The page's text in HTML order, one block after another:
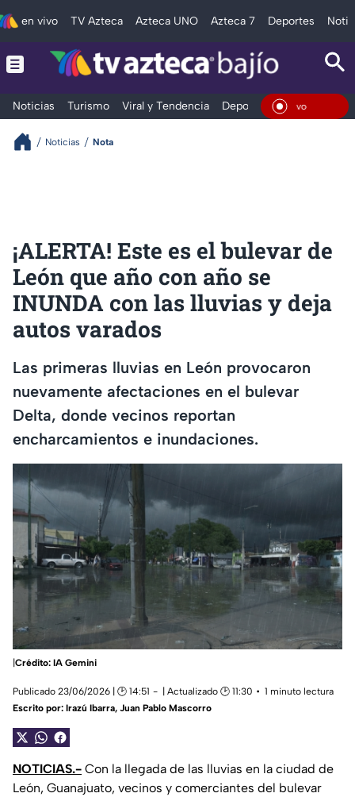
en vivo TV Azteca Azteca UNO Azteca 7 Deportes
Noticias Turismo Viral y Tendencia Deportes Espectáculos
En
Noticias Nota
¡ALERTA! Este es el bulevar de
León que año con año se
INUNDA con las lluvias y deja
autos varados
Las primeras lluvias en León provocaron
nuevamente afectaciones en el bulevar
Delta, donde vecinos reportan
encharcamientos e inundaciones.
Crédito: IA Gemini
Publicado 23/06/2026 | 🕑 14:51 | Actualizado 🕑 11:30
1 minuto lectura
Escrito por: Irazú Ibarra, Juan Pablo Mascorro
NOTICIAS.- Con la llegada de las lluvias en la ciudad de
León, Guanajuato, vecinos y comerciantes del bulevar